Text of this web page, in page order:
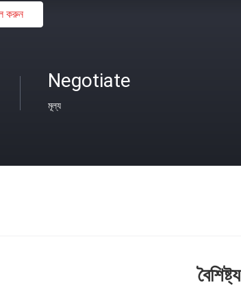
​​করুন
Negotiate
মূল্য
বৈশিষ্ট্য